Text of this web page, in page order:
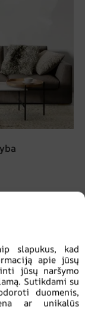
slapukus, kad
apie jūsų
jūsų naršymo
Sutikdami su
duomenis,
ar unikalūs